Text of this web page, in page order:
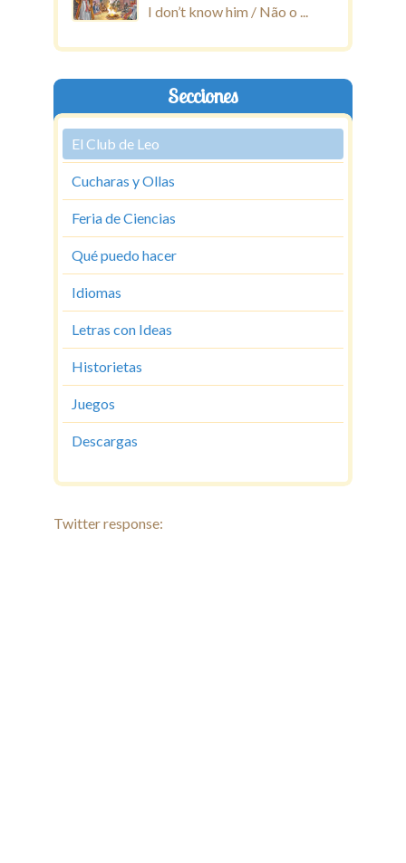
I don’t know him / Não o ...
Secciones
El Club de Leo
Cucharas y Ollas
Feria de Ciencias
Qué puedo hacer
Idiomas
Letras con Ideas
Historietas
Juegos
Descargas
Twitter response: